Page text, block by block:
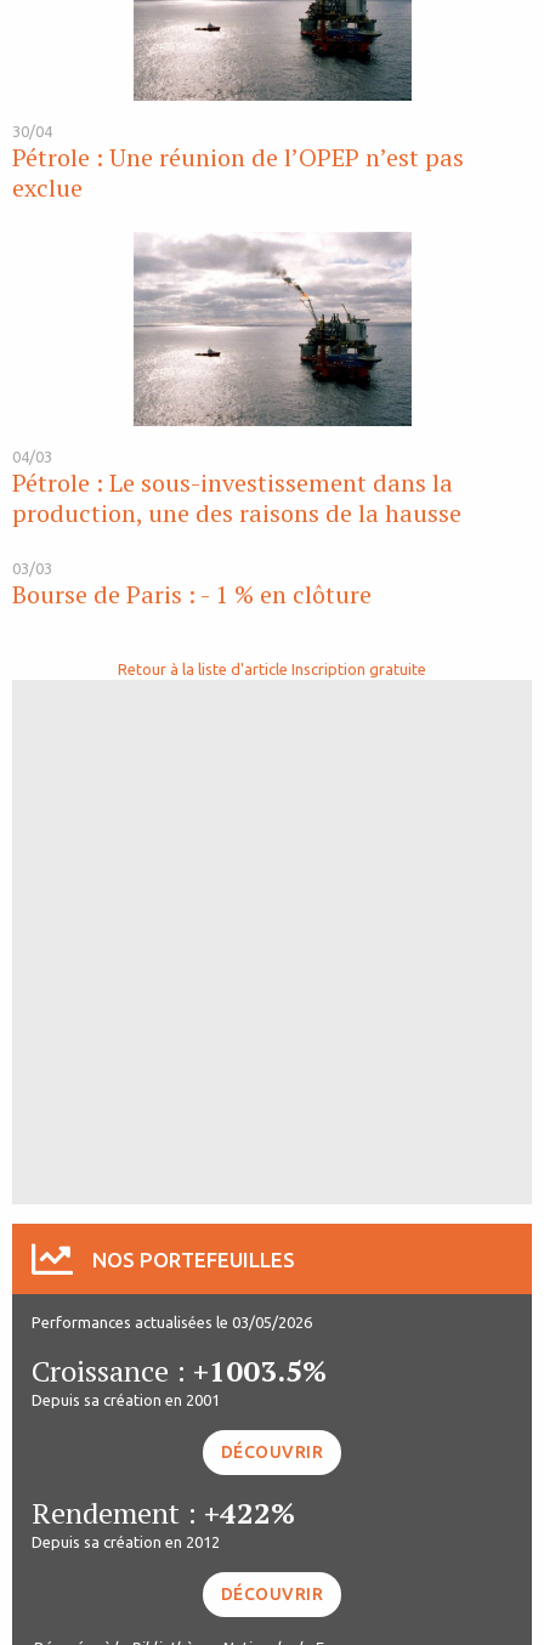
30/04
Pétrole : Une réunion de l’OPEP n’est pas
exclue
04/03
Pétrole : Le sous-investissement dans la
production, une des raisons de la hausse
03/03
Bourse de Paris : - 1 % en clôture
Retour à la liste d'article Inscription gratuite
NOS PORTEFEUILLES
Performances actualisées le 03/05/2026
Croissance : +1003.5%
Depuis sa création en 2001
DÉCOUVRIR
Rendement : +422%
Depuis sa création en 2012
DÉCOUVRIR